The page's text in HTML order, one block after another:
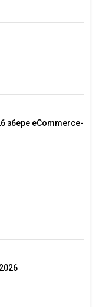
збере eCommerce-